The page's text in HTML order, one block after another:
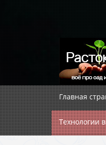
Главная
Технологии